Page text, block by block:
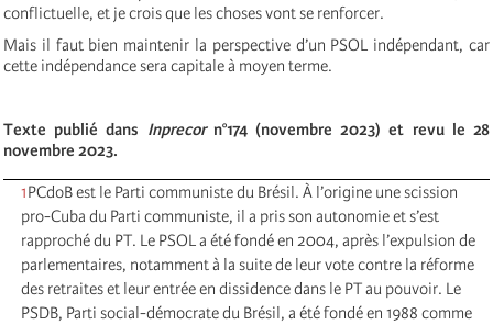
conflictuelle, et je crois que les choses vont se renforcer.
Mais il faut bien maintenir la perspective d’un PSOL indépendant, car
cette indépendance sera capitale à moyen terme.
Texte publié dans Inprecor n°174 (novembre 2023) et revu le 28
novembre 2023.
1PCdoB est le Parti communiste du Brésil. À l’origine une scission
pro-Cuba du Parti communiste, il a pris son autonomie et s’est
rapproché du PT. Le PSOL a été fondé en 2004, après l’expulsion de
parlementaires, notamment à la suite de leur vote contre la réforme
des retraites et leur entrée en dissidence dans le PT au pouvoir. Le
PSDB, Parti social-démocrate du Brésil, a été fondé en 1988 comme